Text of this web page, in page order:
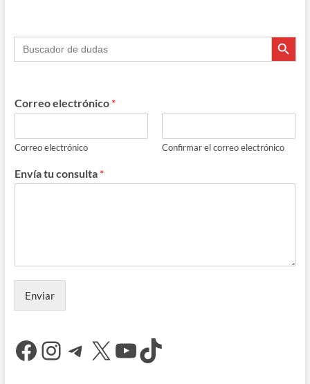
Buscar: Botón de
Correo electrónico *
Correo electrónico Confirmar el correo electrónico
Envía tu consulta *
Enviar
Facebook
Instagram
Telegram
X YouTube
TikTok